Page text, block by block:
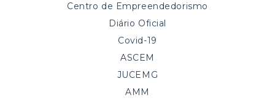
Centro de Empreendedorismo
Diário Oficial
Covid-19
ASCEM
JUCEMG
AMM